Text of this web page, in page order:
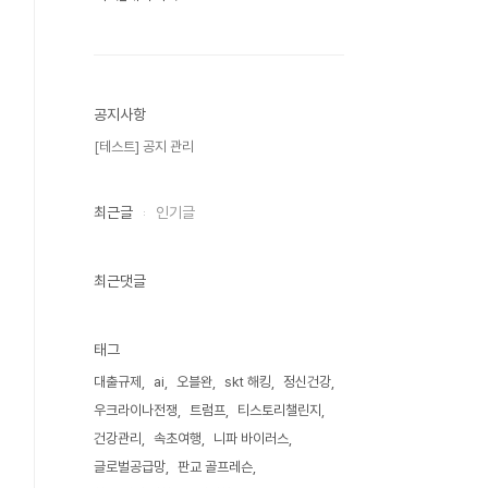
공지사항
[테스트] 공지 관리
최근글 인기글
최근댓글
태그
대출규제 ai 오블완 skt 해킹
정신건강
우크라이나전쟁
트럼프
티스토리챌린지
건강관리
속초여행
니파 바이러스
글로벌공급망
판교 골프레슨